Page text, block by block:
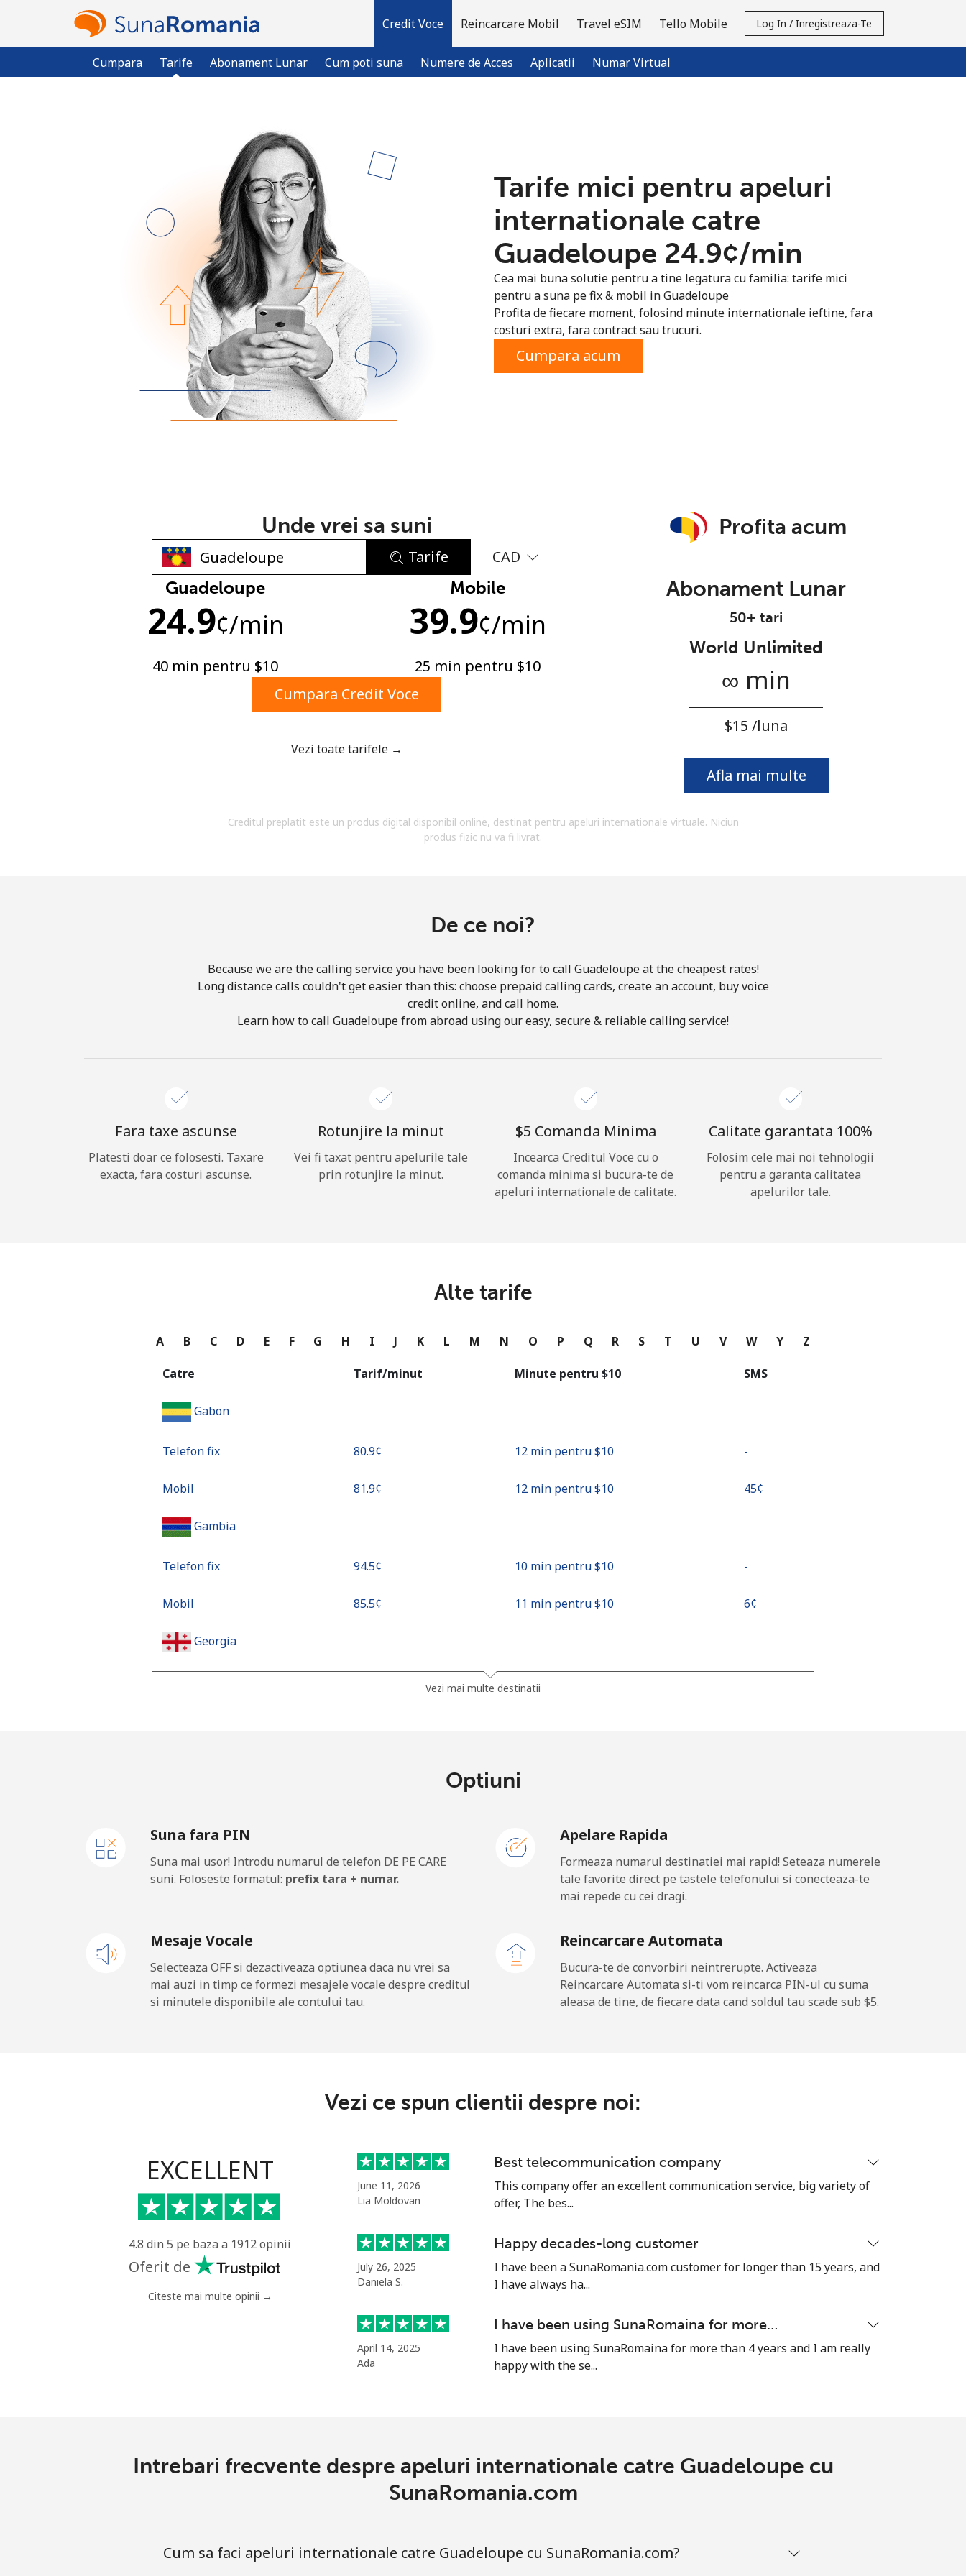
Credit Voce
Cumpara Tarife Abonament Lunar Cum poti suna Numere de Acces Aplicatii Numar Virtual
Reincarcare Mobil Travel eSIM Tello Mobile Log In / Inregistreaza-Te
Logheaza-te →
Inregistreaza-te cu
Minim 8 litere
O majuscula si o litera mica
Un numar
Un simbol/litera speciala
Prin deschiderea unui cont pe acest site, sunt de
Buna!
Logheaza-te sauCREEAZA CONT NOU →
Recuperare parola →
sau
Tarife mici pentru apeluri
internationale catre
Guadeloupe ⁦24.9¢⁩/min
Cea mai buna solutie pentru a tine legatura cu familia: tarife mici
pentru a suna pe fix & mobil in Guadeloupe
Profita de fiecare moment, folosind minute internationale ieftine, fara
costuri extra, fara contract sau trucuri.
Cumpara acum
Unde vrei sa suni
Tarife CAD
Guadeloupe
24.9¢/min
40 min pentru ⁦$10⁩
Mobile
39.9¢/min
25 min pentru ⁦$10⁩
Cumpara Credit Voce
Vezi toate tarifele →
Profita acum
Abonament Lunar
50+ tari
World Unlimited
∞ min
⁦$15⁩ /luna
Afla mai multe
Creditul preplatit este un produs digital disponibil online, destinat pentru apeluri internationale virtuale. Niciun
produs fizic nu va fi livrat.
De ce noi?
Because we are the calling service you have been looking for to call Guadeloupe at the cheapest rates!
Long distance calls couldn't get easier than this: choose prepaid calling cards, create an account, buy voice
credit online, and call home.
Learn how to call Guadeloupe from abroad using our easy, secure & reliable calling service!
Fara taxe ascunse
Platesti doar ce folosesti. Taxare
exacta, fara costuri ascunse.
Rotunjire la minut
Vei fi taxat pentru apelurile tale
prin rotunjire la minut.
⁦$5⁩ Comanda Minima
Incearca Creditul Voce cu o
comanda minima si bucura-te de
apeluri internationale de calitate.
Calitate garantata 100%
Folosim cele mai noi tehnologii
pentru a garanta calitatea
apelurilor tale.
Alte tarife
A B C D E F G H I J K L M N O P Q R S T U V W Y Z
Catre Tarif/minut Minute pentru ⁦$10⁩ SMS
Gabon
Telefon fix ⁦80.9¢⁩ 12 min pentru ⁦$10⁩ -
Mobil ⁦81.9¢⁩ 12 min pentru ⁦$10⁩ ⁦45¢⁩
Gambia
Telefon fix ⁦94.5¢⁩ 10 min pentru ⁦$10⁩ -
Mobil ⁦85.5¢⁩ 11 min pentru ⁦$10⁩ ⁦6¢⁩
Georgia
22 min pentru ⁦$10⁩
Mobil 555 min pentru ⁦$10⁩
Ghana
Mobil 27 min pentru ⁦$10⁩
Gibraltar
Mobil ⁦2¢⁩ 500 min pentru ⁦$10⁩
Greenland
Telefon fix ⁦13.9¢⁩ 71 min pentru ⁦$10⁩
Mobil 62 min pentru ⁦$10⁩
⁦22.9¢⁩ 43 min pentru ⁦$10⁩
40 min pentru ⁦$10⁩
Guam
Vezi mai multe destinatii
Optiuni
Suna fara PIN
Suna mai usor! Introdu numarul de telefon DE PE CARE
suni. Foloseste formatul: prefix tara + numar.
Apelare Rapida
Formeaza numarul destinatiei mai rapid! Seteaza numerele
tale favorite direct pe tastele telefonului si conecteaza-te
mai repede cu cei dragi.
Mesaje Vocale
Selecteaza OFF si dezactiveaza optiunea daca nu vrei sa
mai auzi in timp ce formezi mesajele vocale despre creditul
si minutele disponibile ale contului tau.
Reincarcare Automata
Bucura-te de convorbiri neintrerupte. Activeaza
Reincarcare Automata si-ti vom reincarca PIN-ul cu suma
aleasa de tine, de fiecare data cand soldul tau scade sub ⁦$5⁩.
Vezi ce spun clientii despre noi:
EXCELLENT
4.8 din 5 pe baza a 1912 opinii
Oferit de
Citeste mai multe opinii →
June 11, 2026
Lia Moldovan
Best telecommunication company
This company offer an excellent communication service, big variety of
offer, The bes...
July 26, 2025
Daniela S.
Happy decades-long customer
I have been a SunaRomania.com customer for longer than 15 years, and
I have always ha...
April 14, 2025
Ada
I have been using SunaRomaina for more…
I have been using SunaRomaina for more than 4 years and I am really
happy with the se...
Intrebari frecvente despre apeluri internationale catre Guadeloupe cu
SunaRomania.com
Cum sa faci apeluri internationale catre Guadeloupe cu SunaRomania.com?